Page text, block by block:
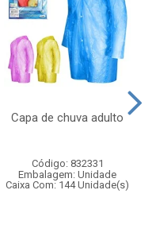
Capa de chuva adulto
Código: 832331
Embalagem: Unidade
Caixa Com: 144 Unidade(s)